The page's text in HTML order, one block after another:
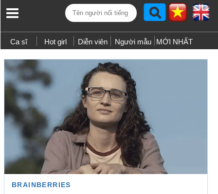
Ca sĩ Hot girl Diễn viên Người mẫu MỚI NHẤT